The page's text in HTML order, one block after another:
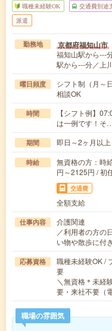
職種未経験OK 交通費別途
派遣
勤務地 京都府福知山市
福知山駅から---
駅から---分／上
曜日頻度
シフト制（月～
相談OK
時間
【シフト例】
は一例です！そ
期間 即日～2ヶ月以
時給
無資格の方：時
円～2125円 / 初
交通費
全額支給
仕事内容
介護関連
／利用者の方
い物や散歩に付
応募資格
職種未経験OK /
要
＼無資格＊未経
要・来社不要（
職場の雰囲気